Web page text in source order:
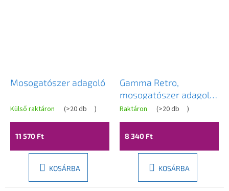
Mosogatószer adagoló
Külső raktáron (>20 db )
11 570 Ft
KOSÁRBA
Gamma Retro,
mosogatószer adagoló
mosogatóhoz 400ml,
fekete retro, GMA-
DOZR-BK
Raktáron (>20 db )
8 340 Ft
KOSÁRBA